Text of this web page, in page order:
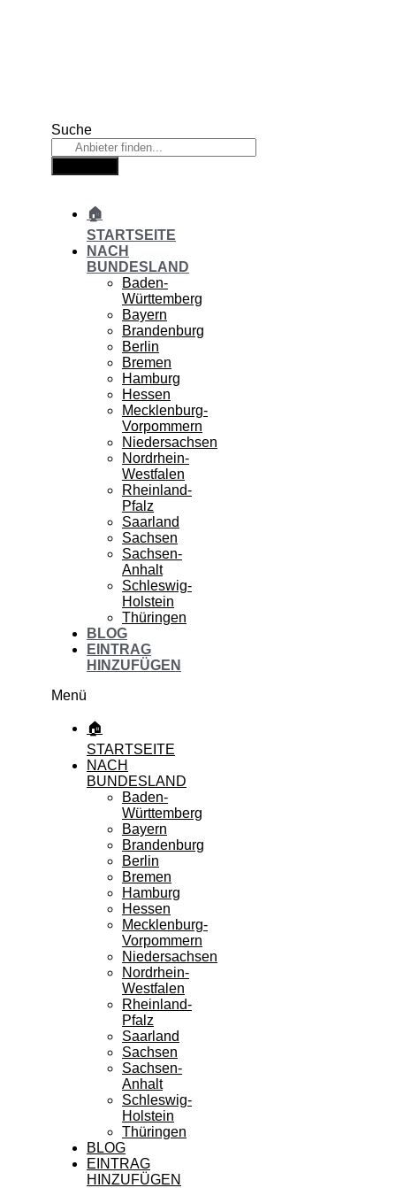
Suche
🏠
STARTSEITE
NACH
BUNDESLAND
Baden-
Württemberg
Bayern
Brandenburg
Berlin
Bremen
Hamburg
Hessen
Mecklenburg-
Vorpommern
Niedersachsen
Nordrhein-
Westfalen
Rheinland-
Pfalz
Saarland
Sachsen
Sachsen-
Anhalt
Schleswig-
Holstein
Thüringen
BLOG
EINTRAG
HINZUFÜGEN
Menü
🏠
STARTSEITE
NACH
BUNDESLAND
Baden-
Württemberg
Bayern
Brandenburg
Berlin
Bremen
Hamburg
Hessen
Mecklenburg-
Vorpommern
Niedersachsen
Nordrhein-
Westfalen
Rheinland-
Pfalz
Saarland
Sachsen
Sachsen-
Anhalt
Schleswig-
Holstein
Thüringen
BLOG
EINTRAG
HINZUFÜGEN